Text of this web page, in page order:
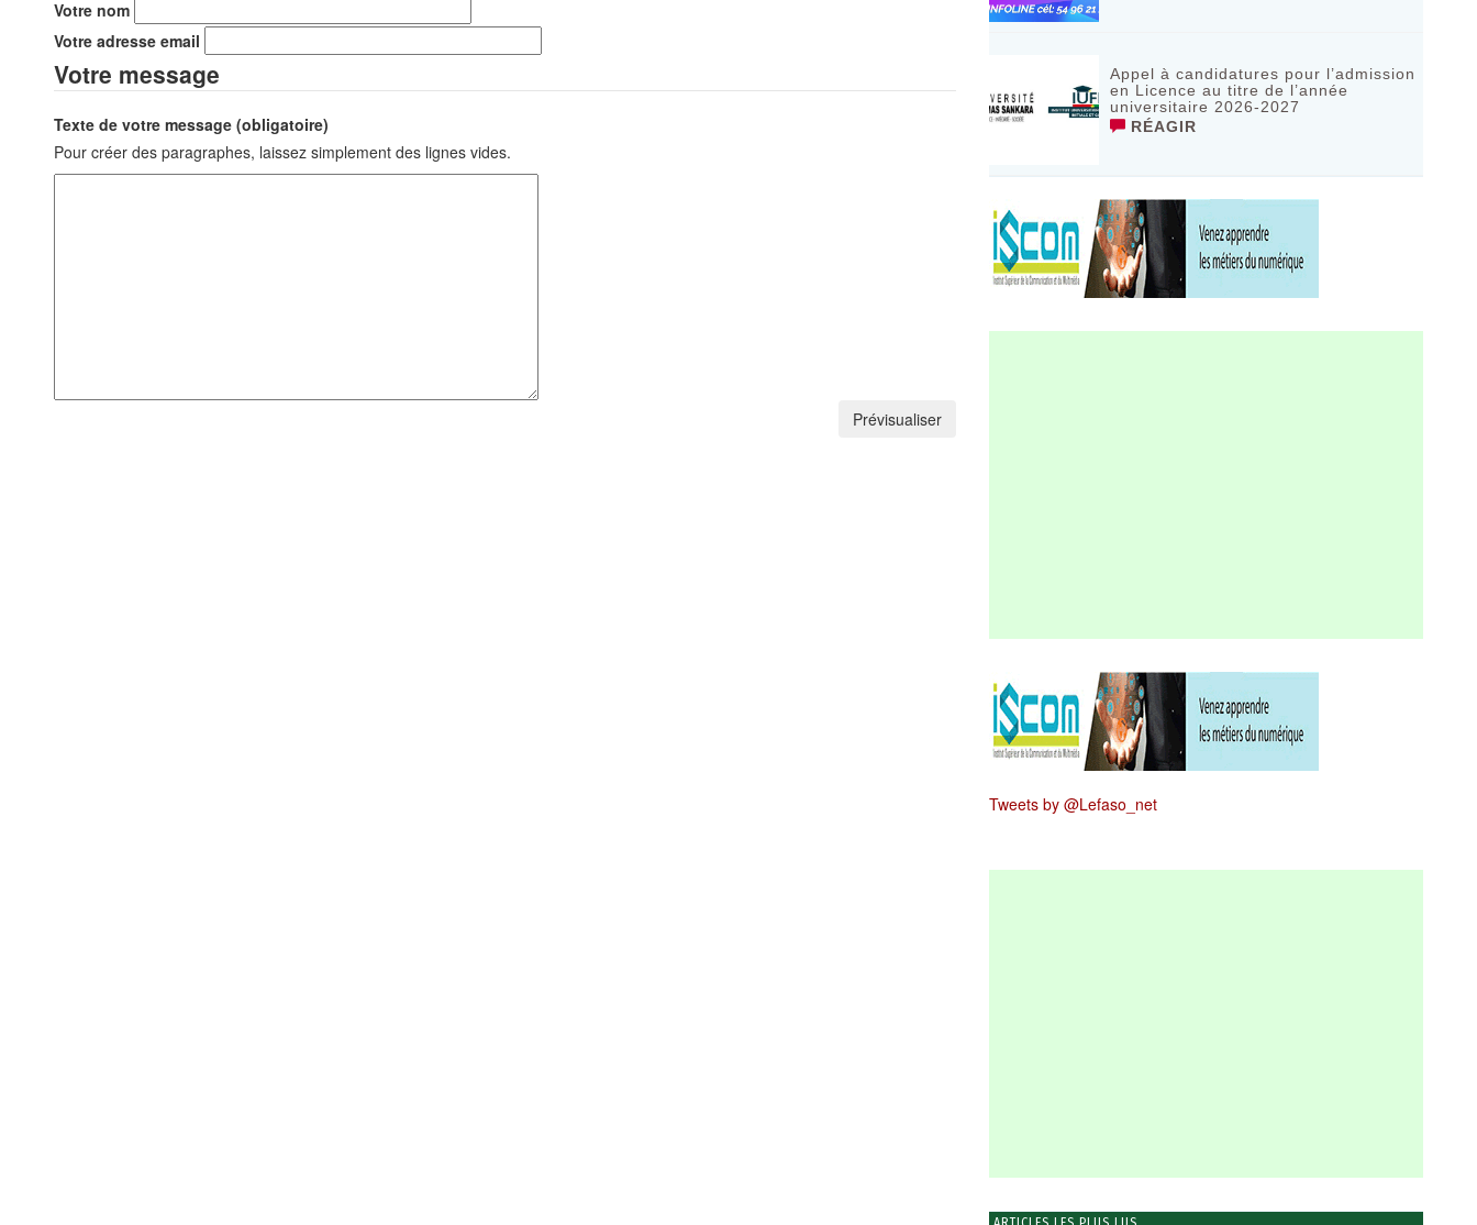
Votre nom
Votre adresse email
Votre message
Texte de votre message (obligatoire)
Pour créer des paragraphes, laissez simplement des lignes vides.
Appel à candidatures pour l’admission
en Licence au titre de l’année
universitaire 2026-2027
RÉAGIR
Tweets by @Lefaso_net